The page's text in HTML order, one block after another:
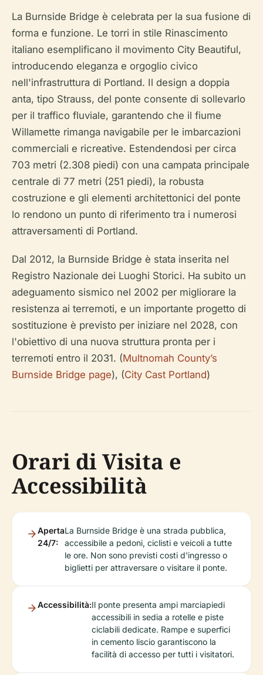
La Burnside Bridge è celebrata per la sua fusione di
forma e funzione. Le torri in stile Rinascimento
italiano esemplificano il movimento City Beautiful,
introducendo eleganza e orgoglio civico
nell'infrastruttura di Portland. Il design a doppia
anta, tipo Strauss, del ponte consente di sollevarlo
per il traffico fluviale, garantendo che il fiume
Willamette rimanga navigabile per le imbarcazioni
commerciali e ricreative. Estendendosi per circa
703 metri (2.308 piedi) con una campata principale
centrale di 77 metri (251 piedi), la robusta
costruzione e gli elementi architettonici del ponte
lo rendono un punto di riferimento tra i numerosi
attraversamenti di Portland.
Dal 2012, la Burnside Bridge è stata inserita nel
Registro Nazionale dei Luoghi Storici. Ha subito un
adeguamento sismico nel 2002 per migliorare la
resistenza ai terremoti, e un importante progetto di
sostituzione è previsto per iniziare nel 2028, con
l'obiettivo di una nuova struttura pronta per i
terremoti entro il 2031. (Multnomah County’s
Burnside Bridge page), (City Cast Portland)
Orari di Visita e
Accessibilità
Aperta
24/7:
La Burnside Bridge è una strada pubblica,
accessibile a pedoni, ciclisti e veicoli a tutte
le ore. Non sono previsti costi d'ingresso o
biglietti per attraversare o visitare il ponte.
Accessibilità:Il ponte presenta ampi marciapiedi
accessibili in sedia a rotelle e piste
ciclabili dedicate. Rampe e superfici
in cemento liscio garantiscono la
facilità di accesso per tutti i visitatori.